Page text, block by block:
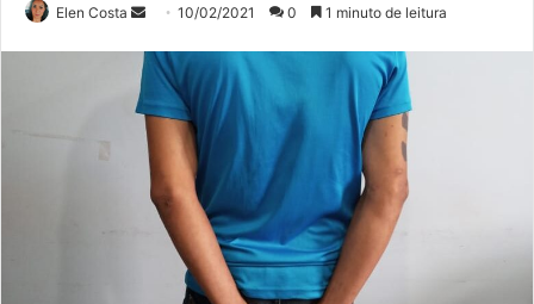
Elen Costa
Mande
e-
mail
10/02/2021 0 1 minuto de leitura